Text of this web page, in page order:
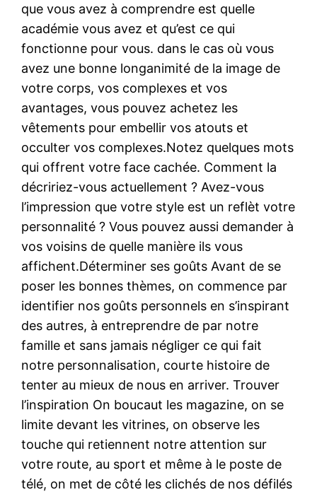
que vous avez à comprendre est quelle
académie vous avez et qu’est ce qui
fonctionne pour vous. dans le cas où vous
avez une bonne longanimité de la image de
votre corps, vos complexes et vos
avantages, vous pouvez achetez les
vêtements pour embellir vos atouts et
occulter vos complexes.Notez quelques mots
qui offrent votre face cachée. Comment la
décririez-vous actuellement ? Avez-vous
l’impression que votre style est un reflèt votre
personnalité ? Vous pouvez aussi demander à
vos voisins de quelle manière ils vous
affichent.Déterminer ses goûts Avant de se
poser les bonnes thèmes, on commence par
identifier nos goûts personnels en s’inspirant
des autres, à entreprendre de par notre
famille et sans jamais négliger ce qui fait
notre personnalisation, courte histoire de
tenter au mieux de nous en arriver. Trouver
l’inspiration On boucaut les magazine, on se
limite devant les vitrines, on observe les
touche qui retiennent notre attention sur
votre route, au sport et même à le poste de
télé, on met de côté les clichés de nos défilés